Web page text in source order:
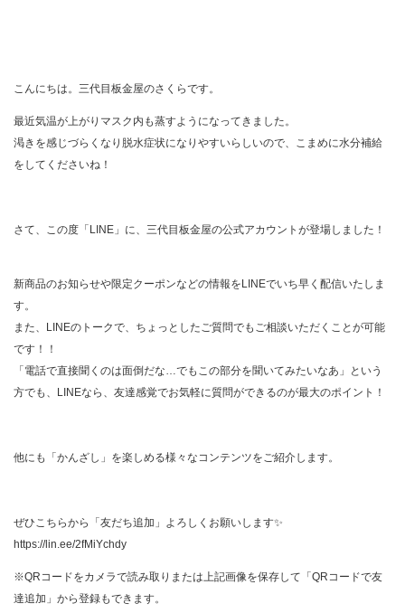
こんにちは。三代目板金屋のさくらです。
最近気温が上がりマスク内も蒸すようになってきました。
渇きを感じづらくなり脱水症状になりやすいらしいので、こまめに水分補給
をしてくださいね！
さて、この度「LINE」に、三代目板金屋の公式アカウントが登場しました！
新商品のお知らせや限定クーポンなどの情報をLINEでいち早く配信いたしま
す。
また、LINEのトークで、ちょっとしたご質問でもご相談いただくことが可能
です！！
「電話で直接聞くのは面倒だな…でもこの部分を聞いてみたいなあ」という
方でも、LINEなら、友達感覚でお気軽に質問ができるのが最大のポイント！
他にも「かんざし」を楽しめる様々なコンテンツをご紹介します。
ぜひこちらから「友だち追加」よろしくお願いします✨
https://lin.ee/2fMiYchdy
※QRコードをカメラで読み取りまたは上記画像を保存して「QRコードで友
達追加」から登録もできます。